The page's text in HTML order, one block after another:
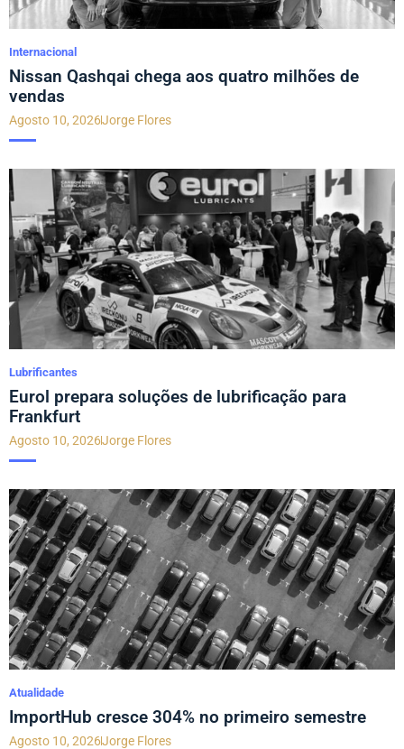
Internacional
Nissan Qashqai chega aos quatro milhões de
vendas
Agosto 10, 2026Jorge Flores
Lubrificantes
Eurol prepara soluções de lubrificação para
Frankfurt
Agosto 10, 2026Jorge Flores
Atualidade
ImportHub cresce 304% no primeiro semestre
Agosto 10, 2026Jorge Flores